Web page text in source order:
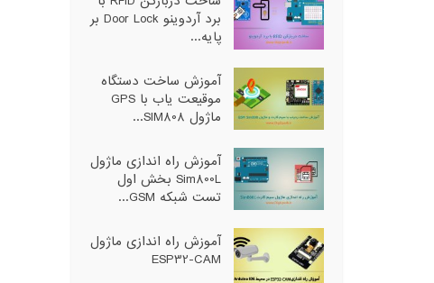
برد آردوینو Door Lock بر
پایه...
آموزش ساخت دستگاه
موقیعت یاب با GPS
ماژول SIM808...
آموزش راه اندازی ماژول
Sim800L بخش اول
تست شبکه GSM...
آموزش راه اندازی ماژول
ESP32-CAM